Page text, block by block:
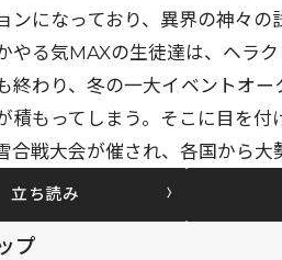
ンになっており、異界の神々
る気MAXの生徒達は、ヘラ
終わり、冬の一大イベントオ
積もってしまう。そこに目を
合戦大会が催され、各国から
立ち読み
プ